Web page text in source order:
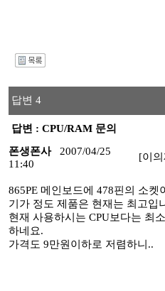
답변 4
답변 : CPU/RAM 문의
폰생폰사
2007/04/25
11:40
[이
865PE 메인보드에 478핀의 소
기가 정도 제품은 현재는 최고입
현재 사용하시는 CPU보다는 최
하네요.
가격도 9만원이하로 저렴하니..